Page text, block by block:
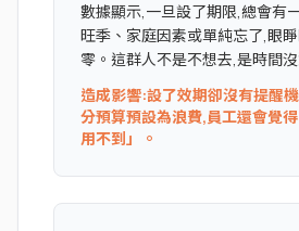
數據顯示,一旦設了期限,總會有
旺季、家庭因素或單純忘了,眼
零。這群人不是不想去,是時間沒
造成影響:設了效期卻沒有提醒
分預算預設為浪費,員工還會覺
用不到」。